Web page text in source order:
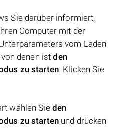
Sie darüber informiert,
Computer mit der
vom Laden
von denen istden
zu starten. Klicken Sie
wählen Sie den
zu starten und drücken